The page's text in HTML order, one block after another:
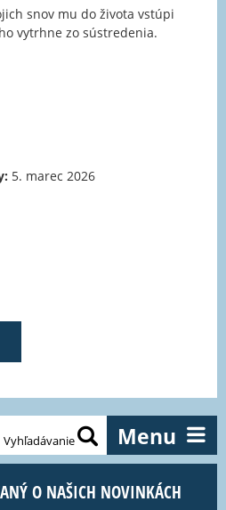
snov mu do života vstúpi
vytrhne zo sústredenia.
5. marec 2026
Menu
Vyhľadávanie
O NAŠICH NOVINKÁCH